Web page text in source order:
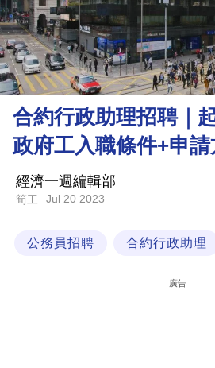
資
樓
市
理
財
商
業
科
合約行政助理招聘｜
政府工入職條件+申
經濟一週編輯部
筍工 Jul 20 2023
公務員招聘 合約行政助理
廣告